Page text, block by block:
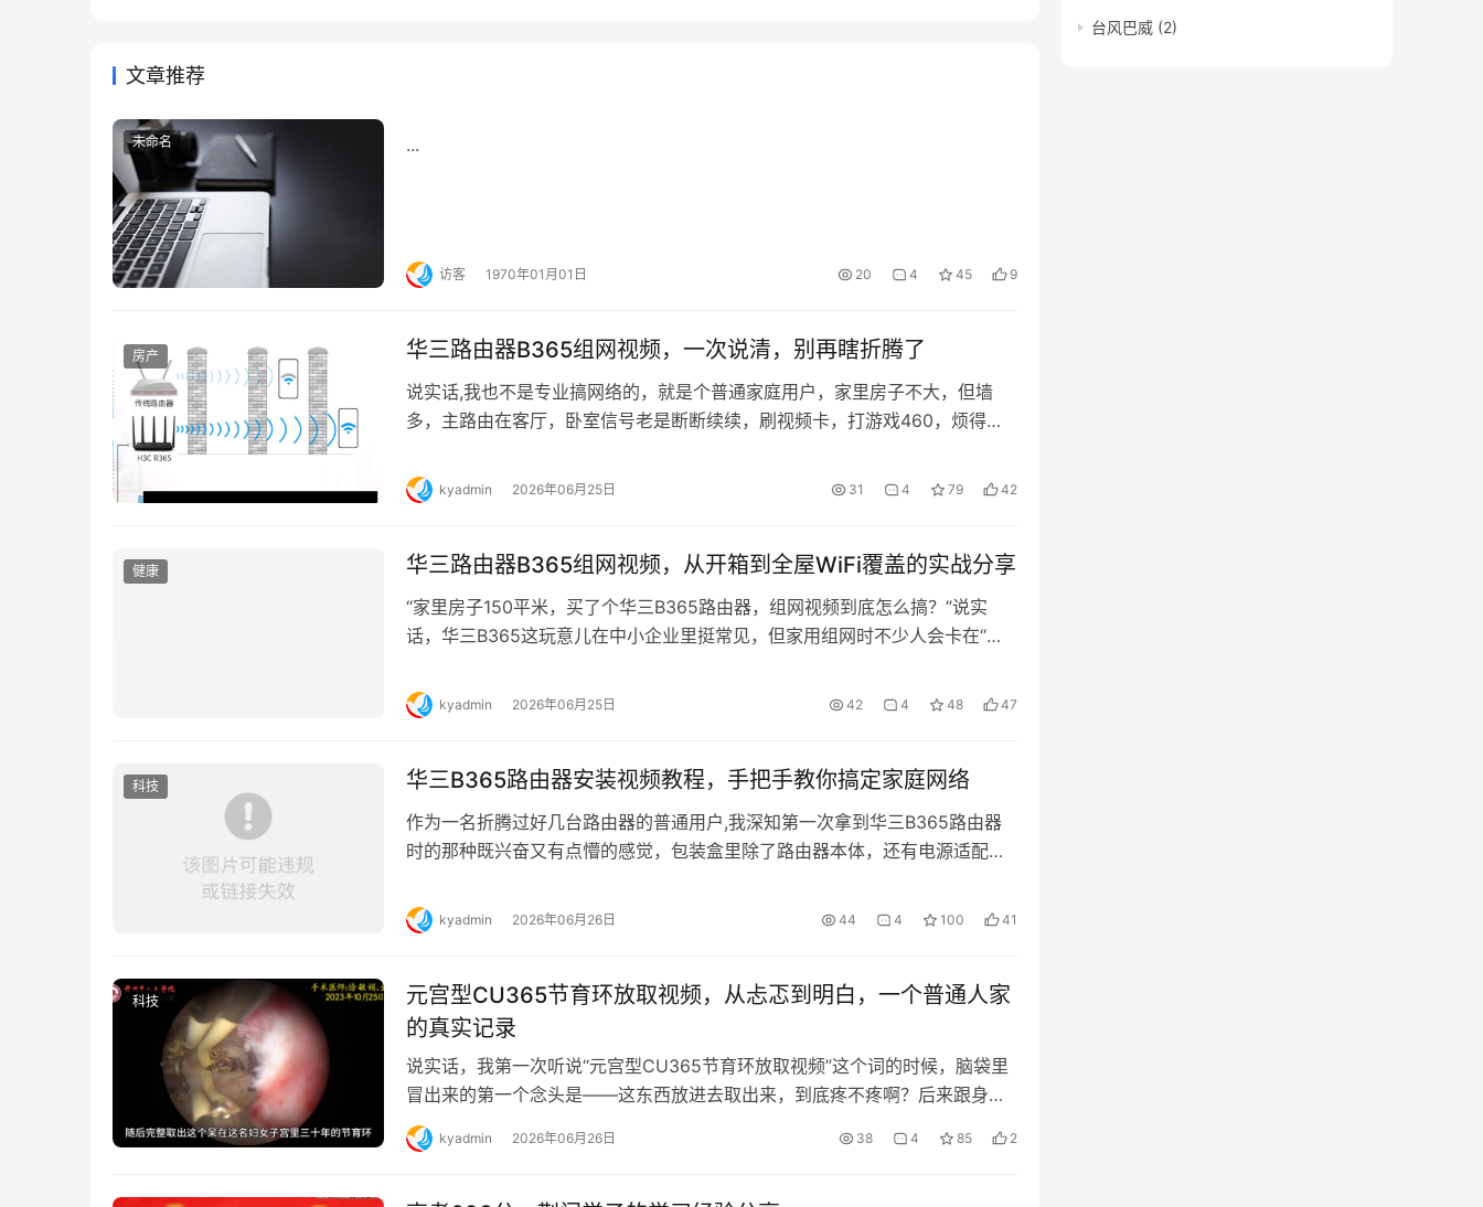
文章推荐
未命名 ...
访客 1970年01月01日 20 4 45 9
房产 华三路由器B365组网视频，一次说清，别再瞎折腾了
说实话,我也不是专业搞网络的，就是个普通家庭用户，家里房子不大，但墙
多，主路由在客厅，卧室信号老是断断续续，刷视频卡，打游戏460，烦得不
kyadmin 2026年06月25日 31 4 79 42
健康 华三路由器B365组网视频，从开箱到全屋WiFi覆盖的实战分享
“家里房子150平米，买了个华三B365路由器，组网视频到底怎么搞？”说实
话，华三B365这玩意儿在中小企业里挺常见，但家用组网时不少人会卡在“看
kyadmin 2026年06月25日 42 4 48 47
科技 华三B365路由器安装视频教程，手把手教你搞定家庭网络
作为一名折腾过好几台路由器的普通用户,我深知第一次拿到华三B365路由器
时的那种既兴奋又有点懵的感觉，包装盒里除了路由器本体，还有电源适配
kyadmin 2026年06月26日 44 4 100 41
科技
元宫型CU365节育环放取视频，从忐忑到明白，一个普通人家
的真实记录
说实话，我第一次听说“元宫型CU365节育环放取视频”这个词的时候，脑袋里
冒出来的第一个念头是——这东西放进去取出来，到底疼不疼啊？后来跟身边
几个姐妹聊，发现大...
kyadmin 2026年06月26日 38 4 85 2
台风巴威 (2)